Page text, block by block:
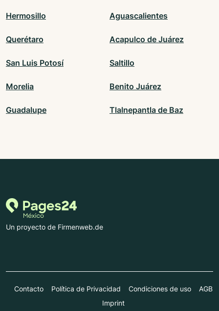
Hermosillo Aguascalientes
Querétaro Acapulco de Juárez
San Luis Potosí Saltillo
Morelia Benito Juárez
Guadalupe Tlalnepantla de Baz
Un proyecto de Firmenweb.de
Contacto Política de Privacidad Condiciones de uso
AGB
Imprint